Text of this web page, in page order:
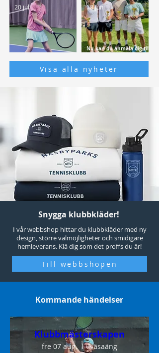
till höstens kurser!
20 juli
Nu kan du anmäla dig till
augusti
18 juni
Visa alla nyheter
Snygga klubbkläder!
I vår webbshop hittar du klubbkläder med ny
design, större valmöjligheter och smidigare
hemleverans. Klä dig som det proffs du är!
Till webbshopen
Kommande händelser
Klubbmästerskapen
fre 07 aug. Näsaäng